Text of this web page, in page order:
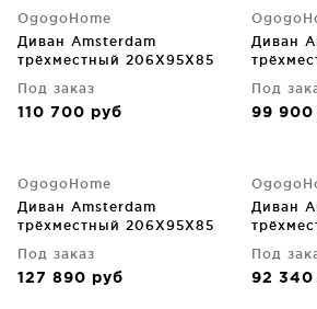
OgogoHome
Диван Amsterdam
трёхместный 206X95X85
Под заказ
110 700 руб
Диван
Под
99 900
OgogoHome
Диван Amsterdam
трёхместный 206X95X85
Под заказ
127 890 руб
Диван
Под
92 340